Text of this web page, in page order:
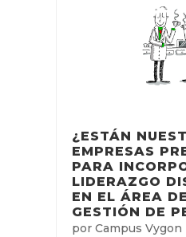
¿ESTÁN
EMPRESAS
PARA
LIDERAZGO
EN EL ÁREA
GESTIÓN DE
por Campus Vygon